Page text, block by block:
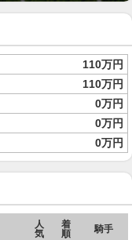
110万円
110万円
0万円
0万円
0万円
人
気
着
順
騎手